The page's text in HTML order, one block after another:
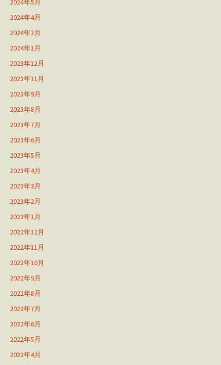
2024年5月
2024年4月
2024年2月
2024年1月
2023年12月
2023年11月
2023年9月
2023年8月
2023年7月
2023年6月
2023年5月
2023年4月
2023年3月
2023年2月
2023年1月
2022年12月
2022年11月
2022年10月
2022年9月
2022年8月
2022年7月
2022年6月
2022年5月
2022年4月